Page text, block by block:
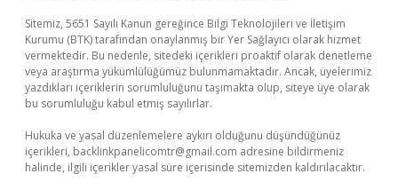
Sitemiz, 5651 Sayılı Kanun gereğince Bilgi Teknolojileri ve İletişim
Kurumu (BTK) tarafından onaylanmış bir Yer Sağlayıcı olarak hizmet
vermektedir. Bu nedenle, sitedeki içerikleri proaktif olarak denetleme
veya araştırma yükümlülüğümüz bulunmamaktadır. Ancak, üyelerimiz
yazdıkları içeriklerin sorumluluğunu taşımakta olup, siteye üye olarak
bu sorumluluğu kabul etmiş sayılırlar.
Hukuka ve yasal düzenlemelere aykırı olduğunu düşündüğünüz
içerikleri, backlinkpanelicomtr@gmail.com adresine bildirmeniz
halinde, ilgili içerikler yasal süre içerisinde sitemizden kaldırılacaktır.